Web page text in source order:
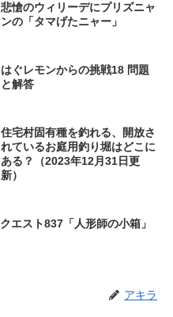
悲愴のウィリーデにプリズニャ
ンの「タマげたニャー」
はぐレモンからの挑戦18 問題
と解答
住宅村固有種を釣れる、開放さ
れているお庭用釣り堀はどこに
ある？（2023年12月31日更
新）
クエスト837「人形師の小箱」
アキラ